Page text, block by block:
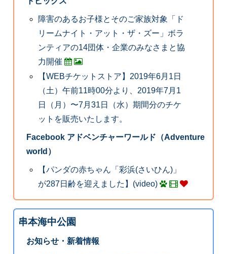
障害のあるお子様とそのご家族対象「ド
リームナイト・アット・ザ・ズー」ボラ
ンティアの14団体・企業のみなさまと協
力開催
【WEBチケットストア】2019年6月1日
（土）午前11時00分より、2019年7月1
日（月）〜7月31日（水）期間分のチケ
ットを販売いたします。
Facebook アドベンチャーワールド（Adventure
world）
【パンダの赤ちゃん「彩浜(さいひん)」
が287日齢を迎えました】(video)
串本海中公園
お知らせ・新着情報